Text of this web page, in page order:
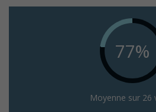
77%
Moyenne sur 26